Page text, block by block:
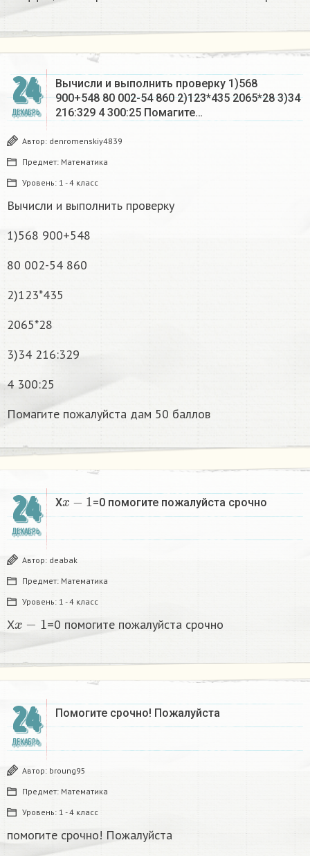
24
ДЕКАБРЬ
Вычисли и выполнить проверку 1)568
900+548 80 002-54 860 2)123*435 2065*28 3)34
216:329 4 300:25 Помагите…
Автор: denromenskiy4839
Предмет: Математика
Уровень: 1 - 4 класс
Вычисли и выполнить проверку
1)568 900+548
80 002-54 860
2)123*435
2065*28
3)34 216:329
4 300:25
Помагите пожалуйста дам 50 баллов
24
ДЕКАБРЬ
X
x−1
=0 помогите пожалуйста срочно
Автор: deabak
Предмет: Математика
Уровень: 1 - 4 класс
X =0 помогите пожалуйста срочно
24
ДЕКАБРЬ
Помогите срочно! Пожалуйста
Автор: broung95
Предмет: Математика
Уровень: 1 - 4 класс
помогите срочно! Пожалуйста